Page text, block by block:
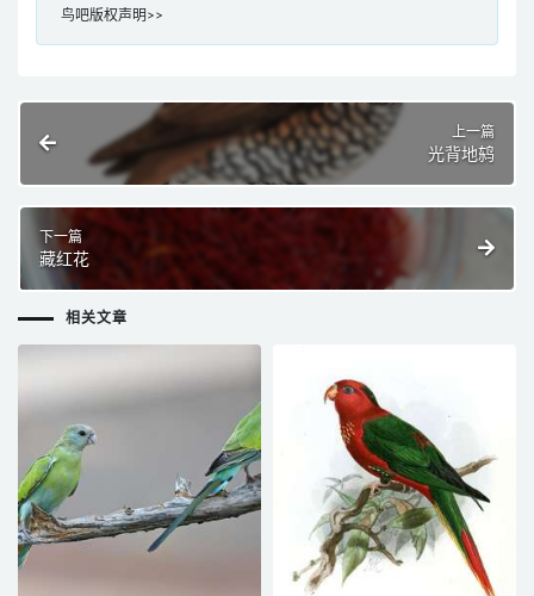
鸟吧版权声明>>
上一篇
光背地鸫
下一篇
藏红花
相关文章